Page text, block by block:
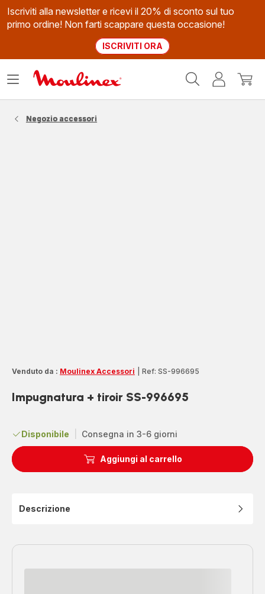
Iscriviti alla newsletter e ricevi il 20% di sconto sul tuo
primo ordine! Non farti scappare questa occasione!
ISCRIVITI ORA
Il
Apri
Negozio accessori
Venduto da : Moulinex Accessori Ref: SS-996695
Impugnatura + tiroir SS-996695
Disponibile Consegna in 3-6 giorni
Aggiungi al carrello
Descrizione